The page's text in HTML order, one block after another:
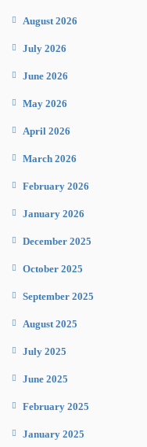
August 2026
July 2026
June 2026
May 2026
April 2026
March 2026
February 2026
January 2026
December 2025
October 2025
September 2025
August 2025
July 2025
June 2025
February 2025
January 2025